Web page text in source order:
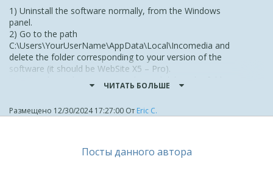
1) Uninstall the software normally, from the Windows
panel.
2) Go to the path
C:\Users\YourUserName\AppData\Local\Incomedia and
delete the folder corresponding to your version of the
software (it should be WebSite X5 – Pro).
3) Go to the path C:\Program Files and delete the folder
corresponding to your version of the software (it should
4) Restart the PC.
https://www.websitex5.com/download/v2024.4/wsx5_pro.
ЧИТАТЬ БОЛЬШЕ
Размещено 12/30/2024 17:27:00 От Eric C.
Посты данного автора